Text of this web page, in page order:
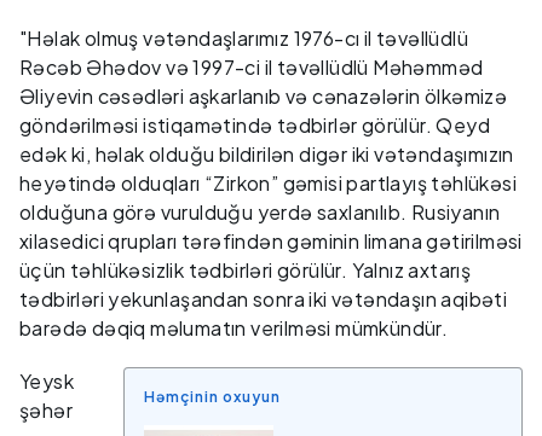
"Həlak olmuş vətəndaşlarımız 1976-cı il təvəllüdlü
Rəcəb Əhədov və 1997-ci il təvəllüdlü Məhəmməd
Əliyevin cəsədləri aşkarlanıb və cənazələrin ölkəmizə
göndərilməsi istiqamətində tədbirlər görülür. Qeyd
edək ki, həlak olduğu bildirilən digər iki vətəndaşımızın
heyətində olduqları “Zirkon” gəmisi partlayış təhlükəsi
olduğuna görə vurulduğu yerdə saxlanılıb. Rusiyanın
xilasedici qrupları tərəfindən gəminin limana gətirilməsi
üçün təhlükəsizlik tədbirləri görülür. Yalnız axtarış
tədbirləri yekunlaşandan sonra iki vətəndaşın aqibəti
barədə dəqiq məlumatın verilməsi mümkündür.
Həmçinin oxuyun
Yeysk
şəhər